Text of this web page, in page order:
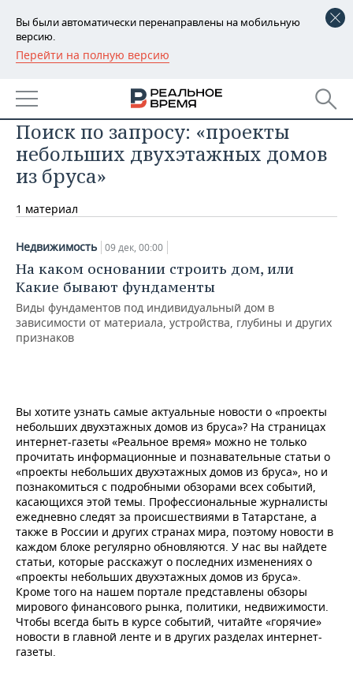
Вы были автоматически перенаправлены на мобильную
версию.
Перейти на полную версию
РЕГИОНЫ
БАШКОРТОСТАН
ТАТАРСТАН
УДМУРТИЯ
НОВОСТИ
АНАЛИТИКА
НОВОСТИ АНАЛИТИКИ
КОРОЛИ ГОСЗАКАЗА ПФО
ВУЗЫ ТАТАРСТАНА
КОМУ ПРИНАДЛЕЖАТ
ТОРГОВЫЕ ЦЕНТРЫ
ТАТАРСТАНА
ЭКОНОМИКА
БАНКИ
БЮДЖЕТ
ИНВЕСТИЦИИ
ПРОМЫШЛЕННОСТЬ
ПРОМЫШЛЕННОСТИ
АГРОПРОМ
МАШИНОСТРОЕНИЕ
ОПК
ЭНЕРГЕТИКА
НЕДВИЖИМОСТЬ
НОВОСТИ НЕДВИЖИМОСТИ
АВТО
НОВОСТИ АВТО
БИЗНЕС
НОВОСТИ БИЗНЕСА
ТРАНСПОРТ
УСЛУГИ
ТЕХНОЛОГИИ
IT
МЕДИА
ТЕЛЕКОММУНИКАЦИИ
НОВОСТИ МЕРОПРИЯТИЙ
ВЫЕЗДНАЯ РЕДАКЦИЯ
БИЗНЕС-БРАНЧИ
ONLINE-КОНФЕРЕНЦИИ
ОТКРЫТАЯ ЛЕКЦИЯ
СПОРТ
НОВОСТИ СПОРТА
ФУТБОЛ
ХОККЕЙ
БАСКЕТБОЛ
ВОЛЕЙБОЛ
КИБЕРСПОРТ
ОБЩЕСТВО
НОВОСТИ ОБЩЕСТВА
ВЛАСТЬ
ИНФРАСТРУКТУРА
ИСТОРИЯ
КУЛЬТУРА
ФОТОГАЛЕРЕЯ
СЮЖЕТЫ
СПРАВОЧНИК
СПИСОК ПЕРСОН
СПИСОК КОМПАНИЙ
ПОЛНАЯ ВЕРСИЯ
Поиск по запросу: «проекты
небольших двухэтажных домов
из бруса»
1 материал
Недвижимость 09 дек, 00:00
На каком основании строить дом, или
Какие бывают фундаменты
Виды фундаментов под индивидуальный дом в
зависимости от материала, устройства, глубины и других
признаков
Вы хотите узнать самые актуальные новости о «проекты
небольших двухэтажных домов из бруса»? На страницах
интернет-газеты «Реальное время» можно не только
прочитать информационные и познавательные статьи о
«проекты небольших двухэтажных домов из бруса», но и
познакомиться с подробными обзорами всех событий,
касающихся этой темы. Профессиональные журналисты
ежедневно следят за происшествиями в Татарстане, а
также в России и других странах мира, поэтому новости в
каждом блоке регулярно обновляются. У нас вы найдете
статьи, которые расскажут о последних изменениях о
«проекты небольших двухэтажных домов из бруса».
Кроме того на нашем портале представлены обзоры
мирового финансового рынка, политики, недвижимости.
Чтобы всегда быть в курсе событий, читайте «горячие»
новости в главной ленте и в других разделах интернет-
газеты.